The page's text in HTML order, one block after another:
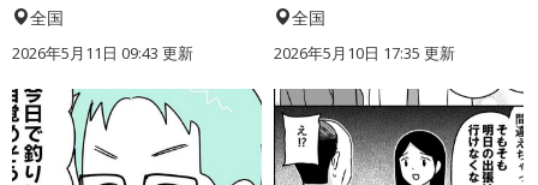
全国
2026年5月11日 09:43 更新
全国
2026年5月10日 17:35 更新